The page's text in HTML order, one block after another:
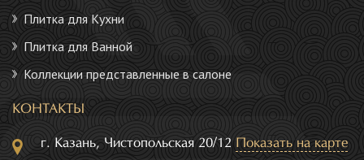
Плитка для Кухни
Плитка для Ванной
Коллекции представленные в салоне
КОНТАКТЫ
г. Казань, Чистопольская 20/12 Показать на карте